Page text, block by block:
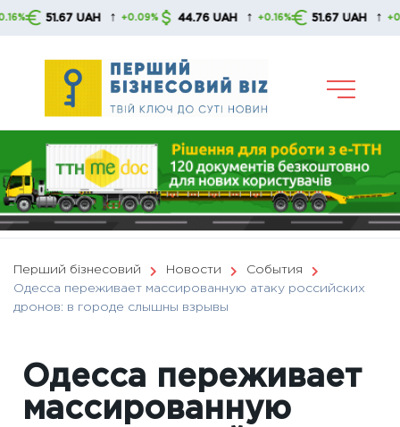
Skip
51.67 UAH ↑ +0.09% 44.76 UAH ↑ +0.16% 51.67 UAH ↑ +0.09%
Перший бізнесовий Новости
События
Одесса переживает массированную атаку российских
дронов: в городе слышны взрывы
Одесса переживает
массированную